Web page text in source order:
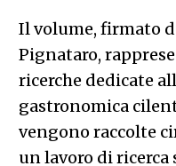
Il volume, firmato
Pignataro,
ricerche dedicate
gastronomica
vengono raccolte
un lavoro di